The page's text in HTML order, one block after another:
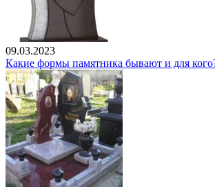
09.03.2023
Какие формы памятника бывают и для